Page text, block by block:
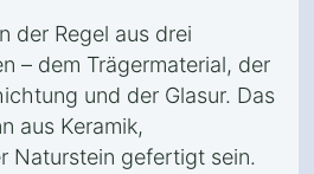
der Regel aus drei
– dem Trägermaterial, der
und der Glasur. Das
aus Keramik,
Naturstein gefertigt sein.